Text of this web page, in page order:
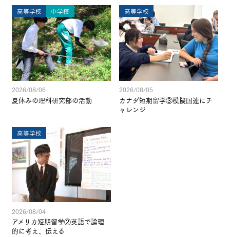
高等学校 中学校
2026/08/06
夏休みの理科研究部の活動
高等学校
2026/08/05
カナダ短期留学③模擬国連にチ
ャレンジ
高等学校
2026/08/04
アメリカ短期留学②英語で論理
的に考え、伝える